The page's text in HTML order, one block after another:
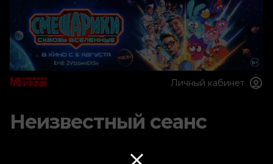
Личный кабинет
Неизвестный сеанс